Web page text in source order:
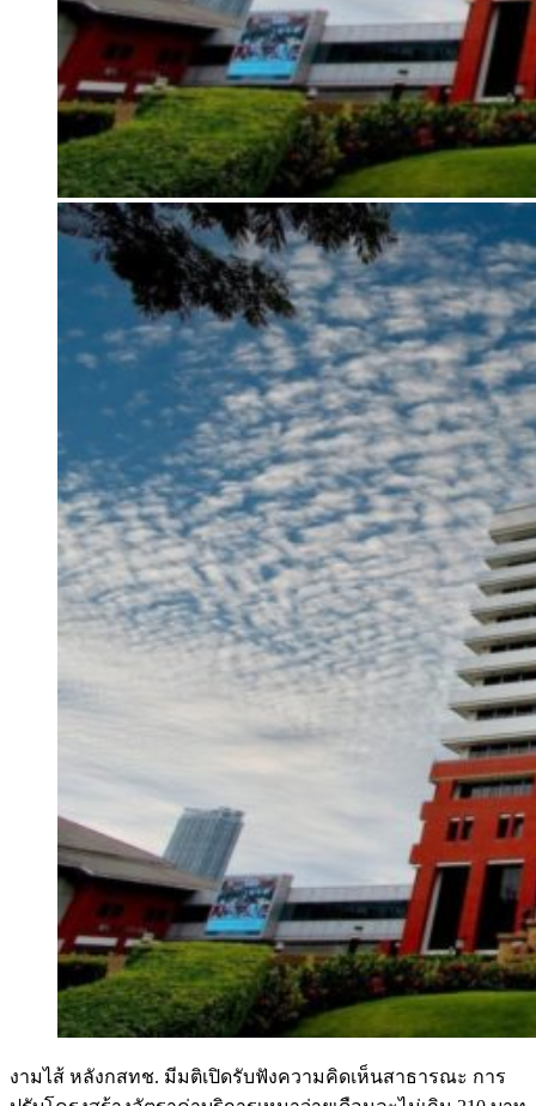
งามไส้ หลังกสทช. มีมติเปิดรับฟังความคิดเห็นสาธารณะ การ